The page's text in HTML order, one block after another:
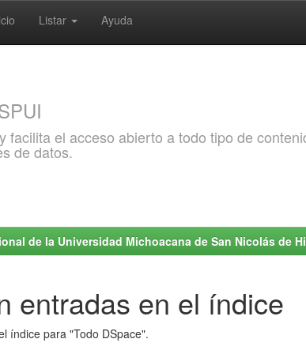
Listar Ayuda
facilita el acceso abierto a todo tipo de
de datos.
de la Universidad Michoacana de San Nicolás de
entradas en el índice
índice para "Todo DSpace".